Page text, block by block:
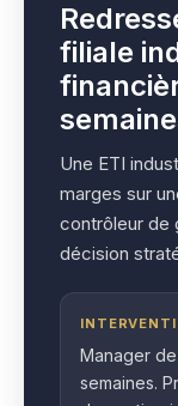
filiale
Une ETI
marges sur
contrôleur de
décision
Manager
semaines.